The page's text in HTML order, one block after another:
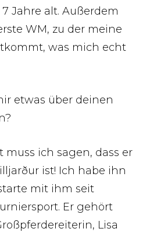
Jahre alt. Außerdem
WM, zu der meine
was mich echt
etwas über deinen
muss ich sagen, dass er
ist! Ich habe ihn
mit ihm seit
Er gehört
Lisa